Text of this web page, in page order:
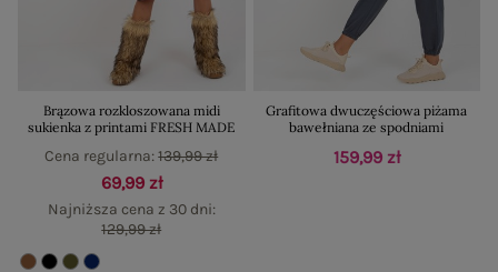
Brązowa rozkloszowana midi
sukienka z printami FRESH MADE
69,99 zł
Najniższa cena z 30 dni:
129,99 zł
Cena regularna:139,99 zł
Grafitowa dwuczęściowa piżama
bawełniana ze spodniami
159,99 zł